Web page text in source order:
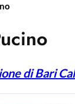
di Bari